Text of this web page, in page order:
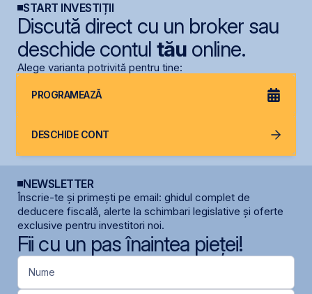
START INVESTIȚII
Discută direct cu un broker sau
deschide contul tăuonline.
Alege varianta potrivită pentru tine:
PROGRAMEAZĂ
DESCHIDE CONT
NEWSLETTER
Înscrie-te și primești pe email: ghidul complet de
deducere fiscală, alerte la schimbari legislative și oferte
exclusive pentru investitori noi.
Fii cu un pas înaintea pieței!
Nume